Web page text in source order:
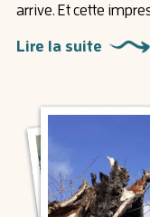
arrive. Et cette
Lire la suite